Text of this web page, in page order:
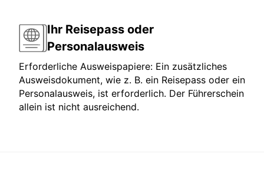
Ihr Reisepass oder
Personalausweis
Erforderliche Ausweispapiere: Ein zusätzliches
Ausweisdokument, wie z. B. ein Reisepass oder ein
Personalausweis, ist erforderlich. Der Führerschein
allein ist nicht ausreichend.